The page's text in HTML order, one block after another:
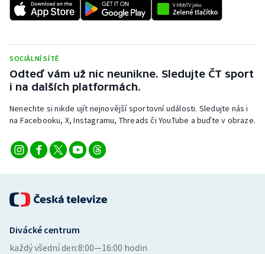
Sportovní střelba
Triatlon
Veslování
Ostatní
SOCIÁLNÍ SÍTĚ
Odteď vám už nic neunikne. Sledujte ČT sport
i na dalších platformách.
Nenechte si nikde ujít nejnovější sportovní události. Sledujte nás i
na Facebooku, X, Instagramu, Threads či YouTube a buďte v obraze.
Divácké centrum
každý všední den:8:00—16:00 hodin